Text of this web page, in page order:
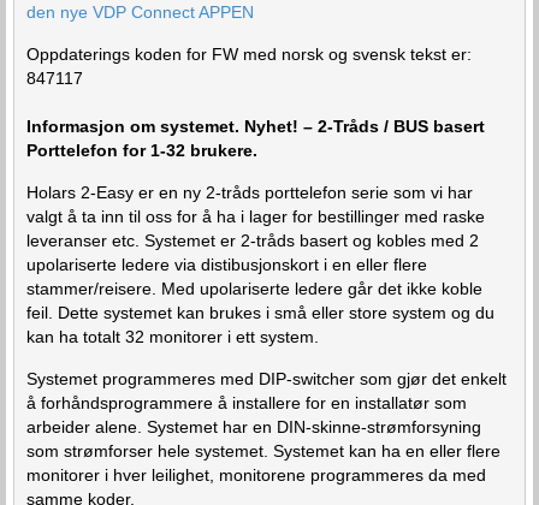
den nye VDP Connect APPEN
Oppdaterings koden for FW med norsk og svensk tekst er:
847117
Informasjon om systemet. Nyhet! – 2-Tråds / BUS basert
Porttelefon for 1-32 brukere.
Holars 2-Easy er en ny 2-tråds porttelefon serie som vi har
valgt å ta inn til oss for å ha i lager for bestillinger med raske
leveranser etc. Systemet er 2-tråds basert og kobles med 2
upolariserte ledere via distibusjonskort i en eller flere
stammer/reisere. Med upolariserte ledere går det ikke koble
feil. Dette systemet kan brukes i små eller store system og du
kan ha totalt 32 monitorer i ett system.
Systemet programmeres med DIP-switcher som gjør det enkelt
å forhåndsprogrammere å installere for en installatør som
arbeider alene. Systemet har en DIN-skinne-strømforsyning
som strømforser hele systemet. Systemet kan ha en eller flere
monitorer i hver leilighet, monitorene programmeres da med
samme koder.